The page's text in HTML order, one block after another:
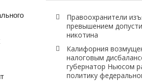
Правоохранители
превышением
никотина
Калифорния
налоговым
губернатор Ньюсом
политику